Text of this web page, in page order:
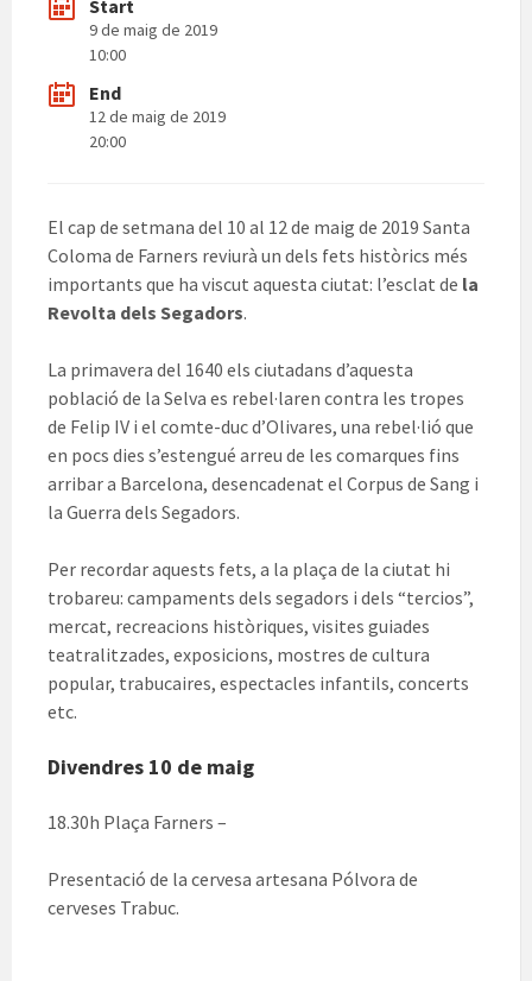
Start
9 de maig de 2019
10:00
End
12 de maig de 2019
20:00
El cap de setmana del 10 al 12 de maig de 2019 Santa
Coloma de Farners reviurà un dels fets històrics més
importants que ha viscut aquesta ciutat: l’esclat de la
Revolta dels Segadors.
La primavera del 1640 els ciutadans d’aquesta
població de la Selva es rebel·laren contra les tropes
de Felip IV i el comte-duc d’Olivares, una rebel·lió que
en pocs dies s’estengué arreu de les comarques fins
arribar a Barcelona, desencadenat el Corpus de Sang i
la Guerra dels Segadors.
Per recordar aquests fets, a la plaça de la ciutat hi
trobareu: campaments dels segadors i dels “tercios”,
mercat, recreacions històriques, visites guiades
teatralitzades, exposicions, mostres de cultura
popular, trabucaires, espectacles infantils, concerts
etc.
Divendres 10 de maig
18.30h Plaça Farners –
Presentació de la cervesa artesana Pólvora de
cerveses Trabuc.